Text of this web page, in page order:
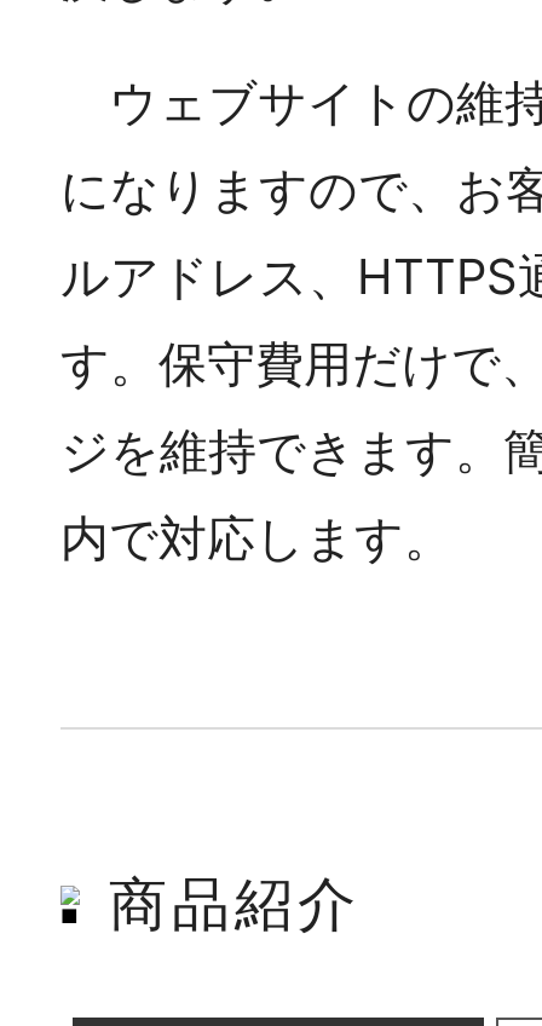
ウェブサイトの維
になりますので、お
ルアドレス、HTTPS
す。保守費用だけで
ジを維持できます。
内で対応します。
商品紹介